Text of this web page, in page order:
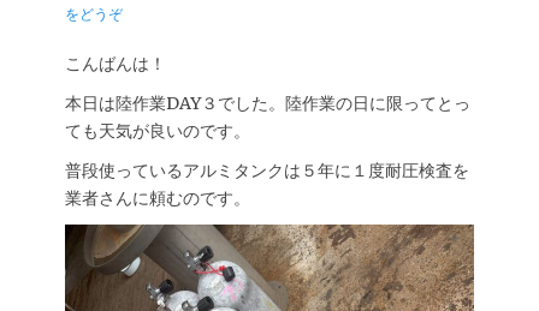
稿
をどうぞ
こんばんは！
本日は陸作業DAY３でした。陸作業の日に限ってとっ
ても天気が良いのです。
普段使っているアルミタンクは５年に１度耐圧検査を
業者さんに頼むのです。